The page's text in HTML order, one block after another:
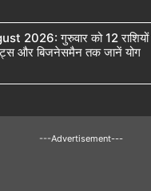
2026: गुरुवार को 12 राशियों
और बिजनेसमैन तक जानें योग
---Advertisement---